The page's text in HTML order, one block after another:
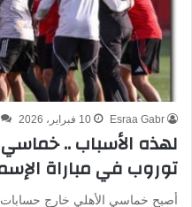
Esraa Gabr 10 فبراير، 2026
لهذه الأسباب ..
توروب في مباراة
أصبح خماسي الأهلي خارج حسابات